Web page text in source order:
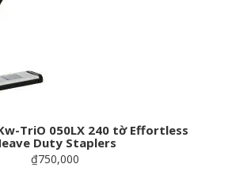
TriO 050LX 240 tờ Effortless
Duty Staplers
₫750,000